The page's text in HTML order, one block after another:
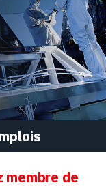
membre de